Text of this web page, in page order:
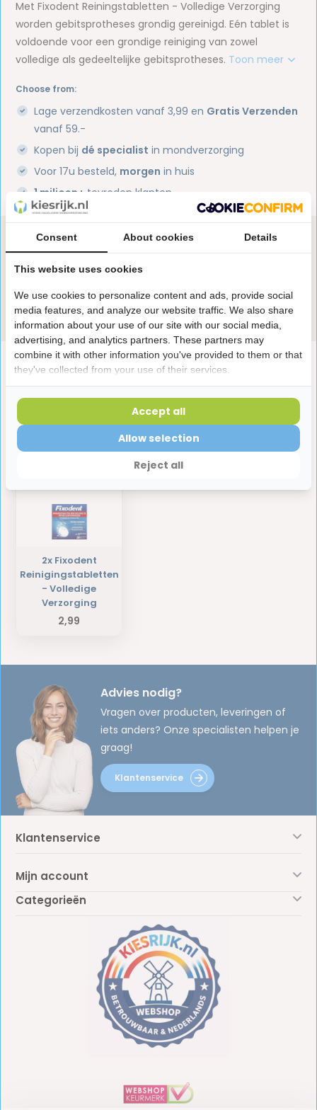
Met Fixodent Reiningstabletten - Volledige Verzorging
worden gebitsprotheses grondig gereinigd. Eén tablet is
voldoende voor een grondige reiniging van zowel
volledige als gedeeltelijke gebitsprotheses. Toon meer
Choose from:
Lage verzendkosten vanaf 3,99 en Gratis Verzenden
vanaf 59.-
Kopen bij dé specialist in mondverzorging
Voor 17u besteld, morgen in huis
1 miljoen+ tevreden klanten
Productomschrijving
Reviews
Heb je een vraag over dit product?
in de chat of stuur een e-mail.
Stuur e-mail
Laatst bekeken producten
2x Fixodent
Reinigingstabletten
- Volledige
Verzorging
2,99
Advies nodig?
Vragen over producten, leveringen of
iets anders? Onze specialisten helpen je
graag!
Klantenservice
Klantenservice
Mijn account
Categorieën
Consent About cookies Details
This website uses cookies
We use cookies to personalize content and ads, provide social
media features, and analyze our website traffic. We also share
information about your use of our site with our social media,
advertising, and analytics partners. These partners may
combine it with other information you've provided to them or that
they've collected from your use of their services.
Reject all
Allow selection
Accept all